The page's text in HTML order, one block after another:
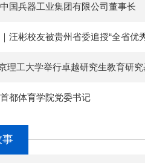
国兵器工业集团有限公司董事长
汪彬校友被贵州省委追授“全省优
理工大学举行卓越研究生教育研
都体育学院党委书记
事